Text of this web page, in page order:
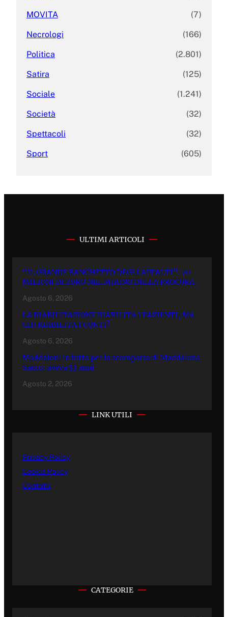
MOVITA (7)
Necrologi (166)
Politica (2.801)
Satira (125)
Sociale (1.241)
Società (32)
Spettacoli (32)
Sport (605)
ULTIMI ARTICOLI
“IL GRANDE BANCHETTO DEGLI APPALTI”: 70
MILIONI DI EURO NEL MIRINO DELLA PROCURA.
Agosto 6, 2026
LA RIABILITAZIONE RIABILITA I PAZIENTI, MA
CHI RIABILITA I CONTI?
Agosto 6, 2026
Maddaloni in lutto per la scomparsa di Maddalena
Santo: aveva 53 anni
Agosto 2, 2026
LINK UTILI
Privacy Policy
Cookie Policy
Contatti
CATEGORIE